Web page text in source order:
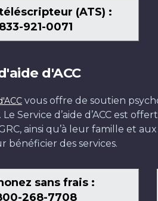
(ATS) :
921-0071
d'ACC
vous offre de soutien
Service d’aide d’ACC est
ainsi qu’à leur famille et
bénéficier des services.
sans frais :
268-7708